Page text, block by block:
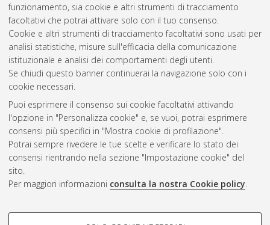
funzionamento, sia cookie e altri strumenti di tracciamento
facoltativi che potrai attivare solo con il tuo consenso.
Cookie e altri strumenti di tracciamento facoltativi sono usati per
analisi statistiche, misure sull'efficacia della comunicazione
istituzionale e analisi dei comportamenti degli utenti.
Se chiudi questo banner continuerai la navigazione solo con i
cookie necessari.
Puoi esprimere il consenso sui cookie facoltativi attivando
l'opzione in "Personalizza cookie" e, se vuoi, potrai esprimere
consensi più specifici in "Mostra cookie di profilazione".
Potrai sempre rivedere le tue scelte e verificare lo stato dei
consensi rientrando nella sezione "Impostazione cookie" del
sito.
Per maggiori informazioni consulta la nostra Cookie policy.
COOKIE DI PROFILAZIONE -
Vedi altre statistiche
Gestione del documento:
Atom
Rss
2.0
AMS Acta
ISSN: 2038-7954
re3data.org -
doi.org/10.17616/R3P19R
Servizio implementato e
Impostazioni Cookie